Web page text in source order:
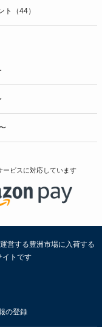
ト（44）
ービスに対応しています
営する豊洲市場に入荷する
イトです
の登録